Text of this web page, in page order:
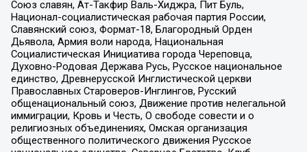
Союз славян, Ат-Такфир Валь-Хиджра, Пит Буль,
Национал-социалистическая рабочая партия России,
Славянский союз, Формат-18, Благородный Орден
Дьявола, Армия воли народа, Национальная
Социалистическая Инициатива города Череповца,
Духовно-Родовая Держава Русь, Русское национальное
единство, Древнерусской Инглистической церкви
Православных Староверов-Инглингов, Русский
общенациональный союз, Движение против нелегальной
иммиграции, Кровь и Честь, О свободе совести и о
религиозных объединениях, Омская организация
общественного политического движения Русское